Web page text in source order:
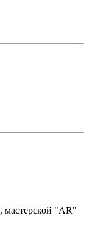
мастерской "AR"